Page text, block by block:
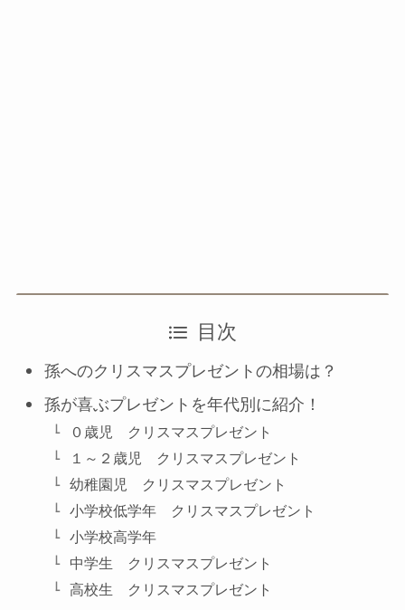
目次
孫へのクリスマスプレゼントの相場は？
孫が喜ぶプレゼントを年代別に紹介！
０歳児 クリスマスプレゼント
１～２歳児 クリスマスプレゼント
幼稚園児 クリスマスプレゼント
小学校低学年 クリスマスプレゼント
小学校高学年
中学生 クリスマスプレゼント
高校生 クリスマスプレゼント